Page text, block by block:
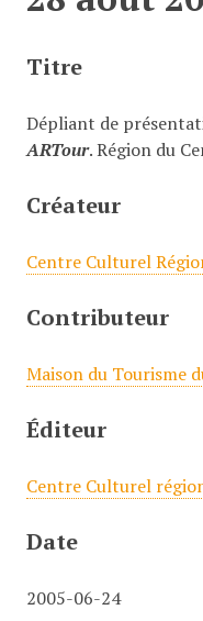
Titre
Dépliant de
ARTour. Région du
Créateur
Centre Culturel
Contributeur
Maison du Tourisme
Éditeur
Centre Culturel
Date
2005-06-24